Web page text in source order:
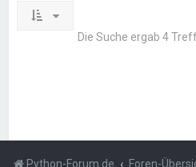
Die Suche ergab 4
Python-Forum.de Foren-